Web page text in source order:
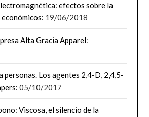
efectos sobre la
19/06/2018
Alta Gracia Apparel:
personas. Los agentes 2,4-D, 2,4,5-
05/10/2017
Viscosa, el silencio de la